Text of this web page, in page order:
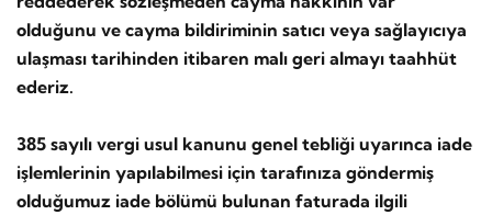
olduğunu ve cayma bildiriminin satıcı veya sağlayıcıya
ulaşması tarihinden itibaren malı geri almayı taahhüt
ederiz.
385 sayılı vergi usul kanunu genel tebliği uyarınca iade
işlemlerinin yapılabilmesi için tarafınıza göndermiş
olduğumuz iade bölümü bulunan faturada ilgili